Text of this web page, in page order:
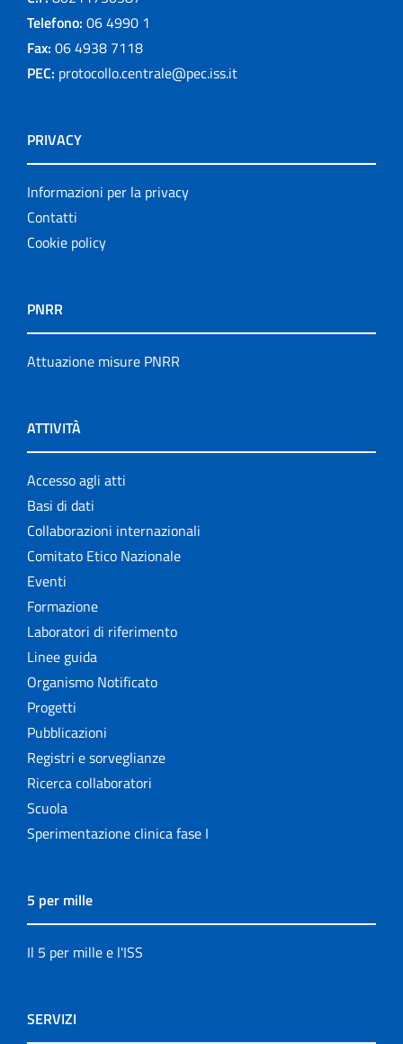
Telefono: 06 4990 1
Fax: 06 4938 7118
PEC: protocollo.centrale@pec.iss.it
PRIVACY
Informazioni per la privacy
Contatti
Cookie policy
PNRR
Attuazione misure PNRR
ATTIVITÀ
Accesso agli atti
Basi di dati
Collaborazioni internazionali
Comitato Etico Nazionale
Eventi
Formazione
Laboratori di riferimento
Linee guida
Organismo Notificato
Progetti
Pubblicazioni
Registri e sorveglianze
Ricerca collaboratori
Scuola
Sperimentazione clinica fase I
5 per mille
Il 5 per mille e l'ISS
SERVIZI